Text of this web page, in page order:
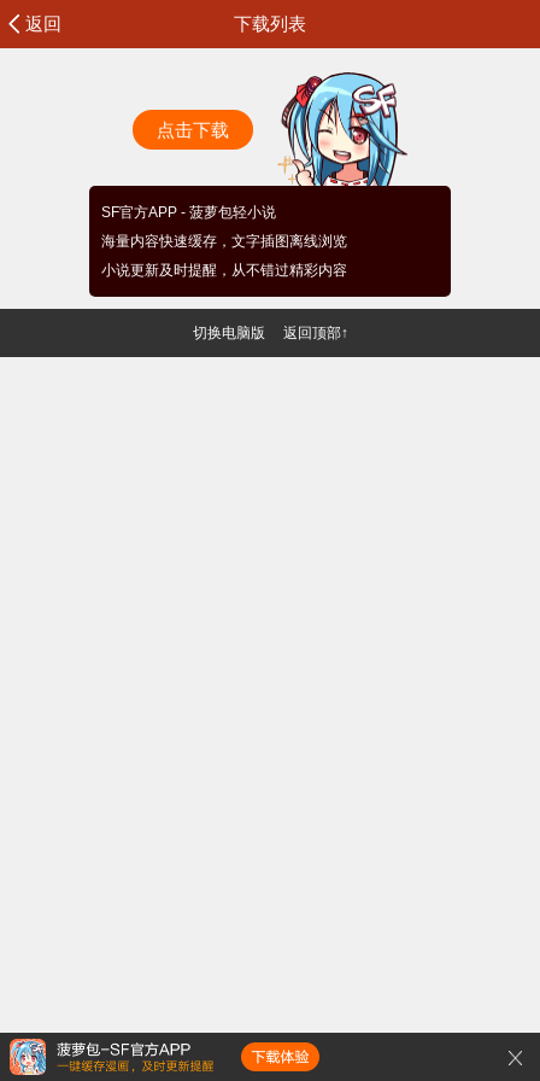
返回 下载列表
点击下载
SF官方APP - 菠萝包轻小说
海量内容快速缓存，文字插图离线浏览
小说更新及时提醒，从不错过精彩内容
切换电脑版 返回顶部↑